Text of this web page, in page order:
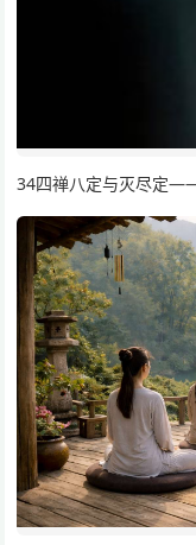
34四禅八定与灭尽定